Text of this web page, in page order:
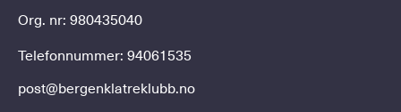
Org. nr: 980435040
Telefonnummer: 94061535
post@bergenklatreklubb.no